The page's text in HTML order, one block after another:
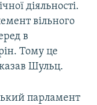
діяльності.
вільного
в
Тому це
Шульц.
парламент